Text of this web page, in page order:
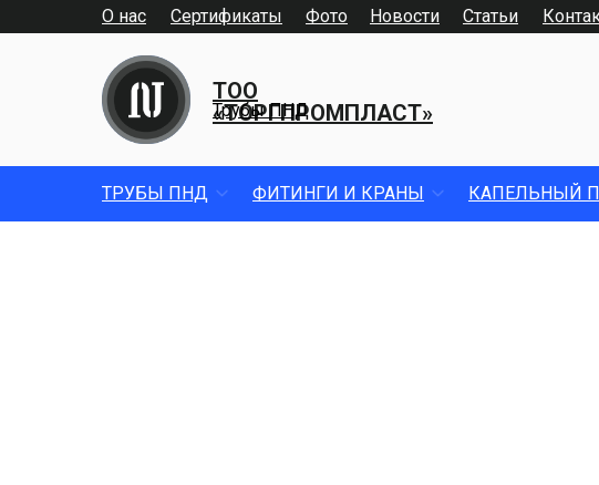
О нас Фото
Сертификаты Новости Статьи
ТОО
«ТОРГПРОМПЛАСТ»
Трубы ПНД
ТРУБЫ ПНД ФИТИНГИ И КРАНЫ КАПЕЛЬНЫЙ